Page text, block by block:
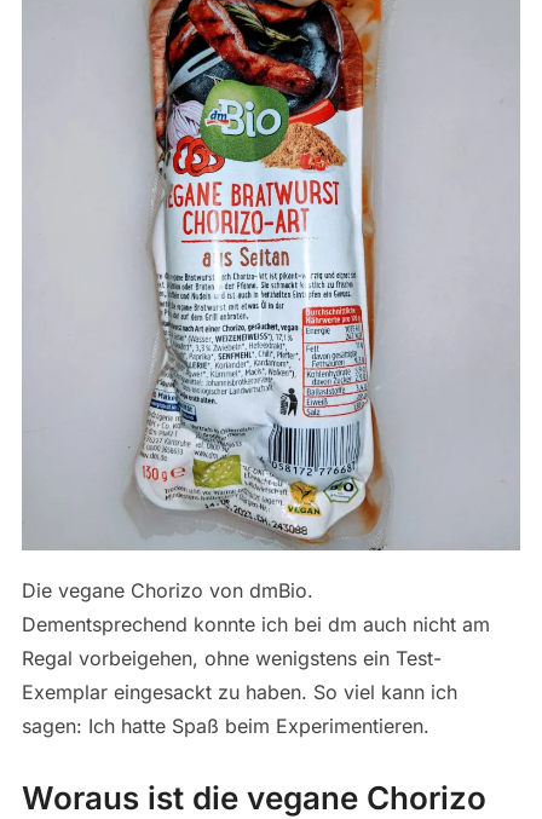
Die vegane Chorizo von dmBio.
Dementsprechend konnte ich bei dm auch nicht am
Regal vorbeigehen, ohne wenigstens ein Test-
Exemplar eingesackt zu haben. So viel kann ich
sagen: Ich hatte Spaß beim Experimentieren.
Woraus ist die vegane Chorizo